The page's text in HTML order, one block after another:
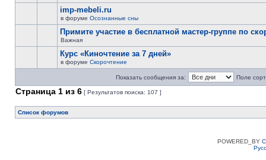
imp-mebeli.ru
в форуме Осознанные сны
Примите участие в бесплатной мастер-группе по
Важная
Курс «Киночтение за 7 дней»
в форуме Скорочтение
Показать сообщения за: Поле
Страница 1 из 6 [ Результатов поиска: 107 ]
Список форумов
POWERED_BY